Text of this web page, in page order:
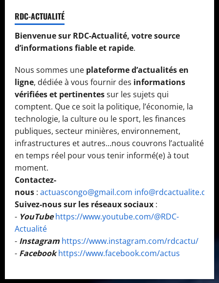
RDC-ACTUALITÉ
Bienvenue sur RDC-Actualité, votre source
d’informations fiable et rapide.
Nous sommes une plateforme d’actualités en
ligne, dédiée à vous fournir des informations
vérifiées et pertinentessur les sujets qui
comptent. Que ce soit la politique, l’économie, la
technologie, la culture ou le sport, les finances
publiques, secteur minières, environnement,
infrastructures et autres...nous couvrons l’actualité
en temps réel pour vous tenir informé(e) à tout
moment.
Contactez-
nous : actuascongo@gmail.com info@rdcactualite.com
Suivez-nous sur les réseaux sociaux :
- YouTube https://www.youtube.com/@RDC-
Actualité
- Instagram https://www.instagram.com/rdcactu/
- Facebook https://www.facebook.com/actus